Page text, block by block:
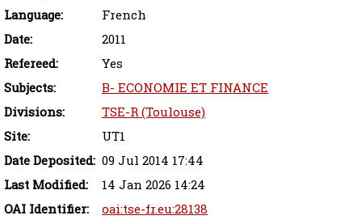
Language:
French
Date:
2011
Refereed:
Yes
Subjects:
B- ECONOMIE ET FINANCE
Divisions:
TSE-R (Toulouse)
Site:
UT1
Date Deposited: 09 Jul 2014 17:44
Last Modified:
14 Jan 2026 14:24
OAI Identifier:
oai:tse-fr.eu:28138